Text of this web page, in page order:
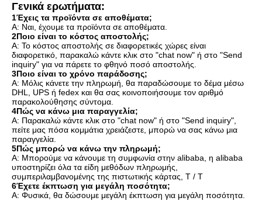
Γενικά ερωτήματα:
1Έχεις τα προϊόντα σε αποθέματα;
Α: Ναι, έχουμε τα προϊόντα σε αποθέματα.
2Ποιο είναι το κόστος αποστολής;
Α: Το κόστος αποστολής σε διαφορετικές χώρες είναι
διαφορετικό, παρακαλώ κάντε κλικ στο "chat now" ή στο "Send
inquiry" για να πάρετε το φθηνό ποσό αποστολής.
3Ποιο είναι το χρόνο παράδοσης;
Α: Μόλις κάνετε την πληρωμή, θα παραδώσουμε το δέμα μέσω
DHL, UPS ή fedex και θα σας κοινοποιήσουμε τον αριθμό
παρακολούθησης σύντομα.
4Πώς να κάνω μια παραγγελία;
Α: Παρακαλώ κάντε κλικ στο "chat now" ή στο "Send inquiry",
πείτε μας πόσα κομμάτια χρειάζεστε, μπορώ να σας κάνω μια
παραγγελία.
5Πώς μπορώ να κάνω την πληρωμή;
Α: Μπορούμε να κάνουμε τη συμφωνία στην alibaba, η alibaba
υποστηρίζει όλα τα είδη μεθόδων πληρωμής,
συμπεριλαμβανομένης της πιστωτικής κάρτας, T / T
6Έχετε έκπτωση για μεγάλη ποσότητα;
Α: Φυσικά, θα δώσουμε μεγάλη έκπτωση για μεγάλη ποσότητα.